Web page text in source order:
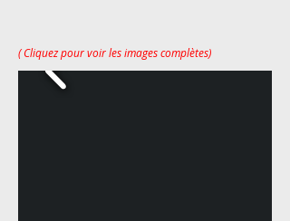
( Cliquez pour voir les images complètes)